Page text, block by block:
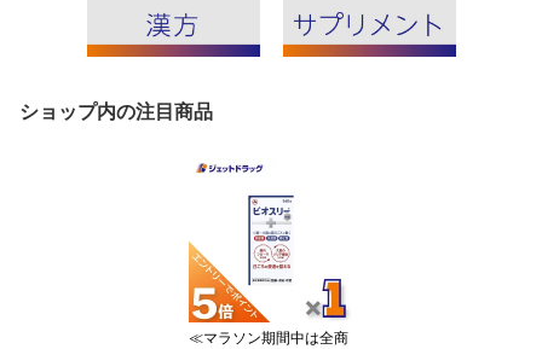
ショップ内の注目商品
≪マラソン期間中は全商